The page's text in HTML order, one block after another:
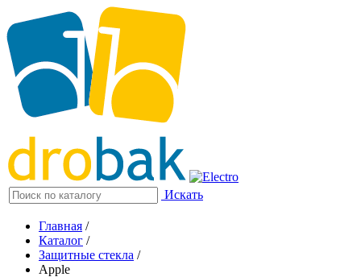
Искать
Главная /
Каталог /
Защитные стекла /
Apple